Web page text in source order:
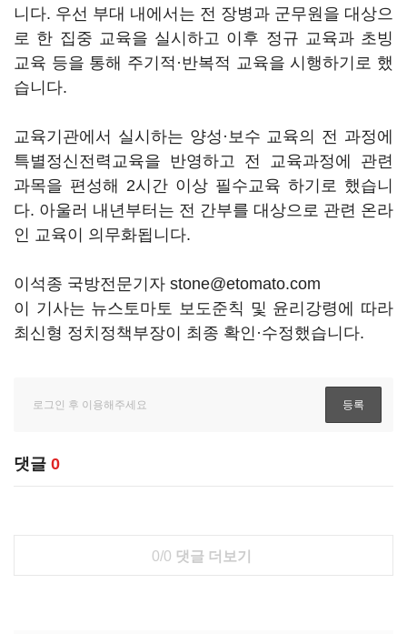
니다. 우선 부대 내에서는 전 장병과 군무원을 대상으
로 한 집중 교육을 실시하고 이후 정규 교육과 초빙
교육 등을 통해 주기적·반복적 교육을 시행하기로 했
습니다.
교육기관에서 실시하는 양성·보수 교육의 전 과정에
특별정신전력교육을 반영하고 전 교육과정에 관련
과목을 편성해 2시간 이상 필수교육 하기로 했습니
다. 아울러 내년부터는 전 간부를 대상으로 관련 온라
인 교육이 의무화됩니다.
이석종 국방전문기자 stone@etomato.com
이 기사는 뉴스토마토 보도준칙 및 윤리강령에 따라
최신형 정치정책부장이 최종 확인·수정했습니다.
댓글 0
0/0 댓글 더보기